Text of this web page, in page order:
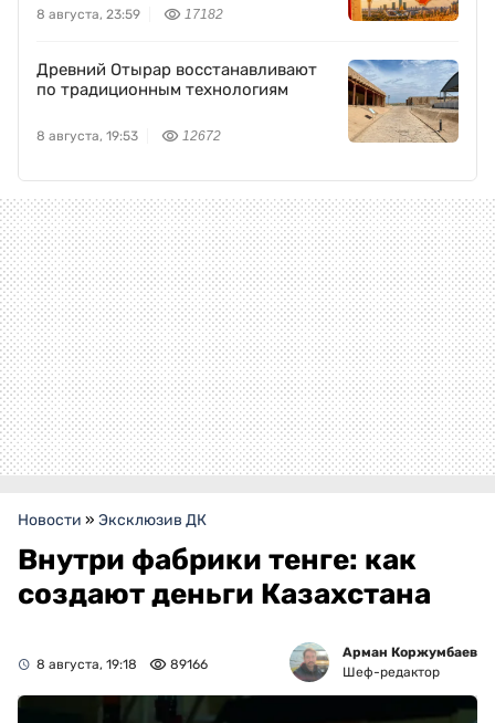
8 августа, 23:59 17182
Древний Отырар восстанавливают
по традиционным технологиям
8 августа, 19:53 12672
Новости » Эксклюзив ДК
Внутри фабрики тенге: как
создают деньги Казахстана
8 августа, 19:18 89166
Арман Коржумбаев
Шеф-редактор